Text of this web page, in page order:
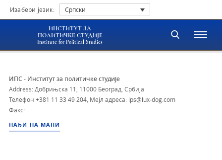
Изабери језик: Српски
ИНСТИТУТ ЗА
ПОЛИТИЧКЕ СТУДИЈЕ
Institute for Political Studies
ИПС - Институт за политичке студије
Address: Добрињска 11, 11000 Београд, Србија
Телефон +381 11 33 49 204 Мејл адреса: ips@lux-dog.com
Факс:
НАЂИ НА МАПИ